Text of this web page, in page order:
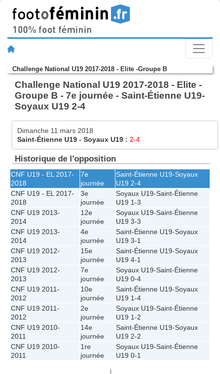
Challenge National U19 2017-2018 - Elite -Groupe B
Challenge National U19 2017-2018 - Elite -
Groupe B - 7e journée - Saint-Étienne U19-
Soyaux U19 2-4
Dimanche 11 mars 2018
Saint-Étienne U19 - Soyaux U19 : 2-4
Historique de l'opposition
CNF U19 - EL 2017-
2018
7e
journée
Saint-Étienne U19-Soyaux
U19 2-4
CNF U19 - EL 2017-
2018
3e
journée
Soyaux U19-Saint-Étienne
U19 1-3
CNF U19 2013-
2014
12e
journée
Soyaux U19-Saint-Étienne
U19 3-3
CNF U19 2013-
2014
4e
journée
Saint-Étienne U19-Soyaux
U19 3-1
CNF U19 2012-
2013
15e
journée
Saint-Étienne U19-Soyaux
U19 4-1
CNF U19 2012-
2013
7e
journée
Soyaux U19-Saint-Étienne
U19 0-4
CNF U19 2011-
2012
10e
journée
Saint-Étienne U19-Soyaux
U19 1-4
CNF U19 2011-
2012
2e
journée
Soyaux U19-Saint-Étienne
U19 1-2
CNF U19 2010-
2011
14e
journée
Saint-Étienne U19-Soyaux
U19 2-2
CNF U19 2010-
2011
1re
journée
Soyaux U19-Saint-Étienne
U19 0-1